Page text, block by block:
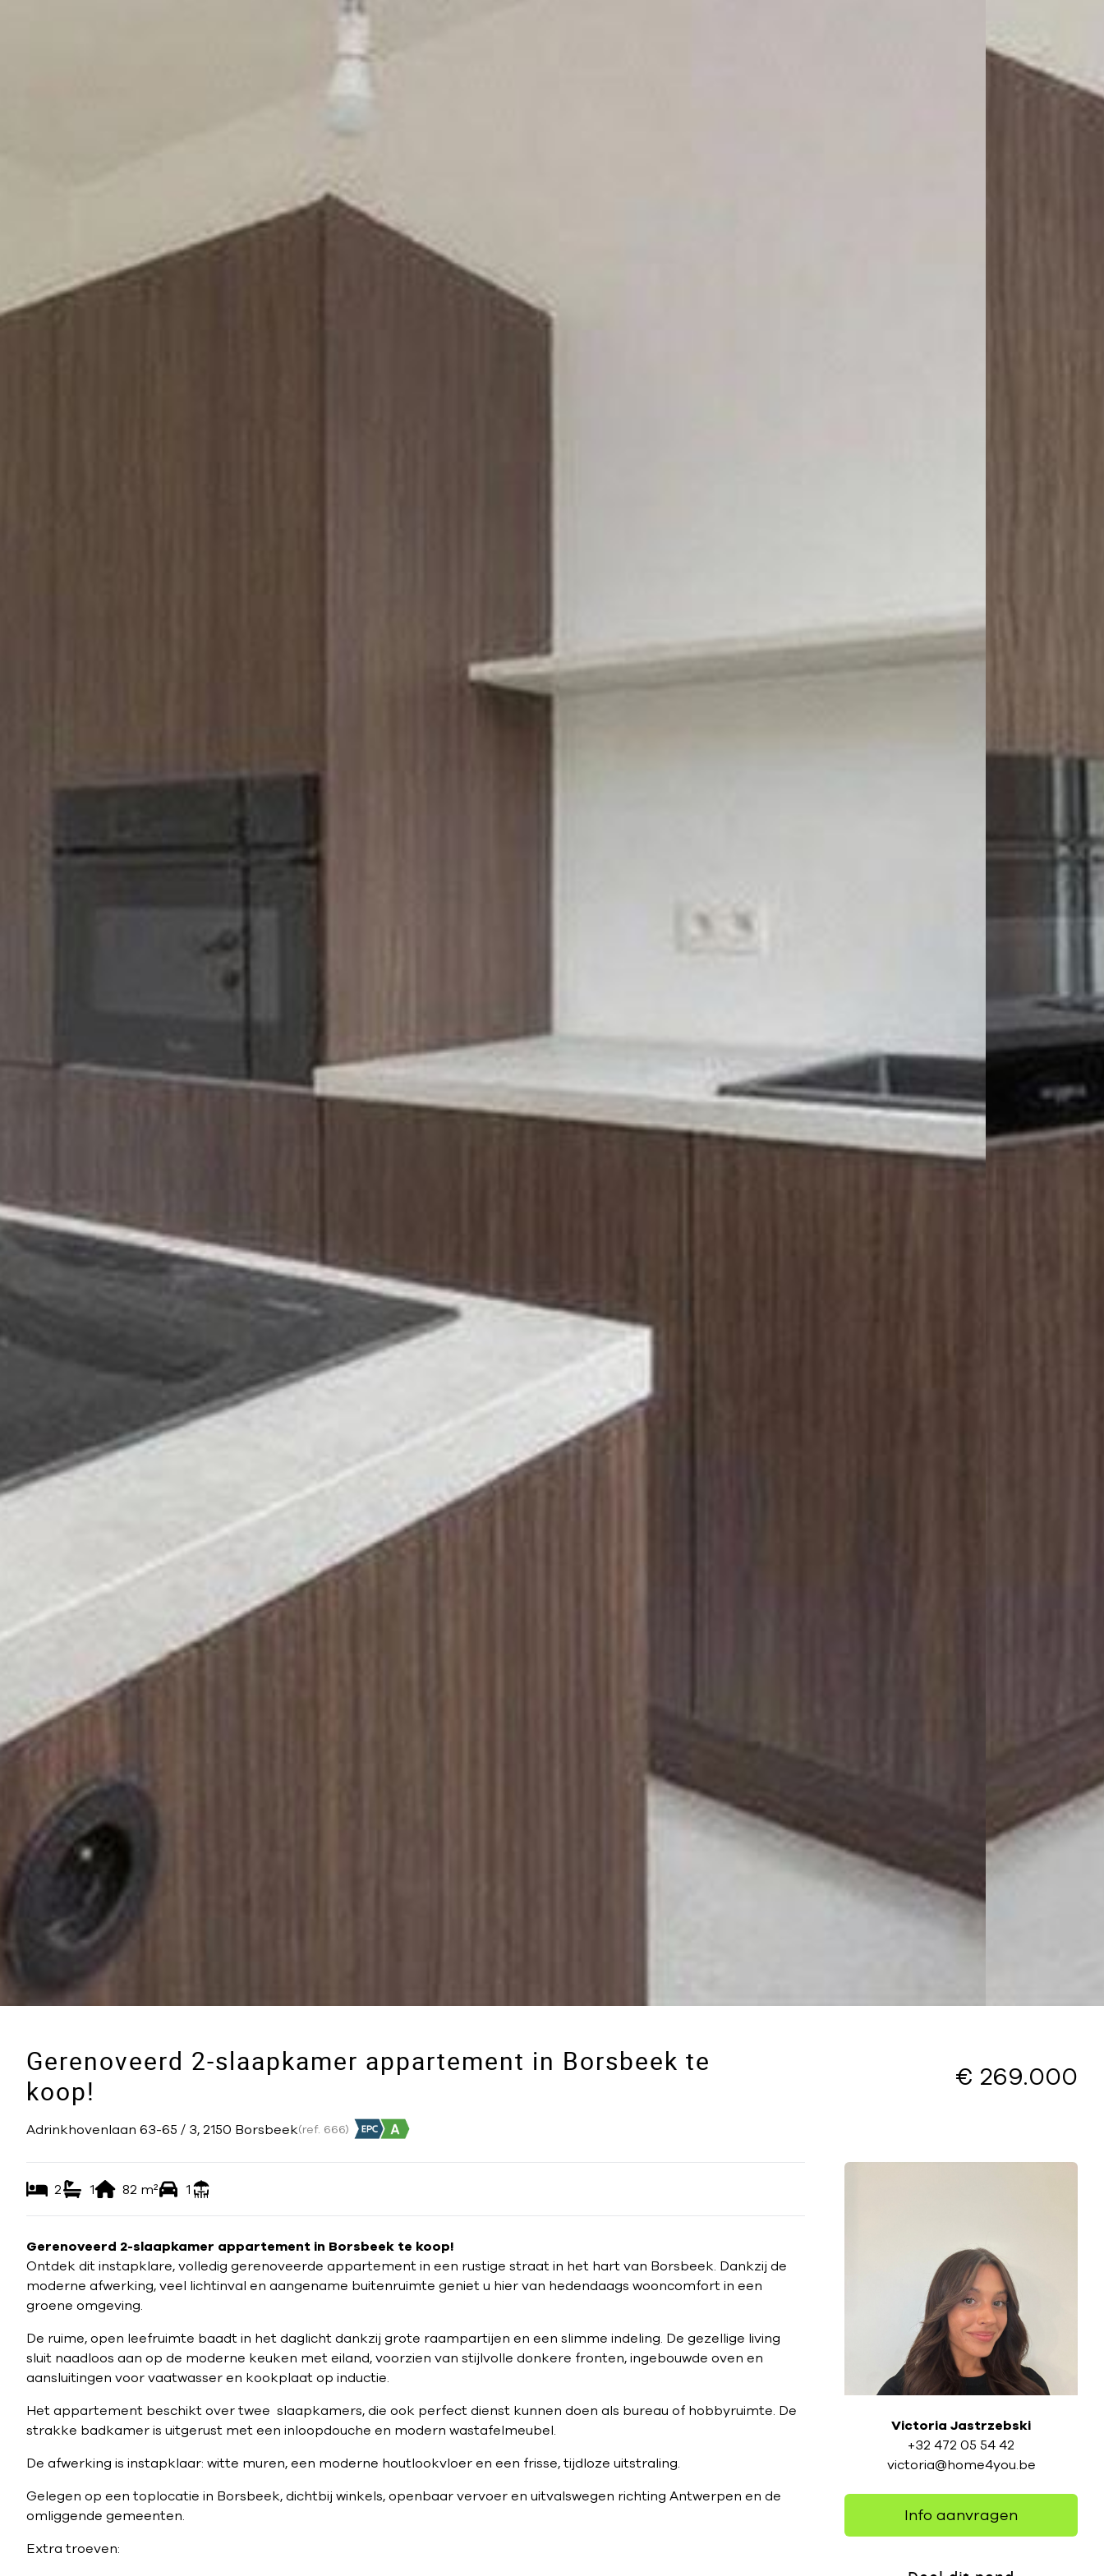
Gerenoveerd 2-slaapkamer appartement in Borsbeek te
koop!
€ 269.000
Adrinkhovenlaan 63-65 / 3, 2150 Borsbeek(ref. 666)
2 1 82 m² 1
Gerenoveerd 2-slaapkamer appartement in Borsbeek te koop!
Ontdek dit instapklare, volledig gerenoveerde appartement in een rustige straat in het hart van Borsbeek. Dankzij de
moderne afwerking, veel lichtinval en aangename buitenruimte geniet u hier van hedendaags wooncomfort in een
groene omgeving.
De ruime, open leefruimte baadt in het daglicht dankzij grote raampartijen en een slimme indeling. De gezellige living
sluit naadloos aan op de moderne keuken met eiland, voorzien van stijlvolle donkere fronten, ingebouwde oven en
aansluitingen voor vaatwasser en kookplaat op inductie.
Het appartement beschikt over twee slaapkamers, die ook perfect dienst kunnen doen als bureau of hobbyruimte. De
strakke badkamer is uitgerust met een inloopdouche en modern wastafelmeubel.
De afwerking is instapklaar: witte muren, een moderne houtlookvloer en een frisse, tijdloze uitstraling.
Gelegen op een toplocatie in Borsbeek, dichtbij winkels, openbaar vervoer en uitvalswegen richting Antwerpen en de
omliggende gemeenten.
Extra troeven:
Victoria Jastrzebski
+32 472 05 54 42
victoria@home4you.be
Info aanvragen